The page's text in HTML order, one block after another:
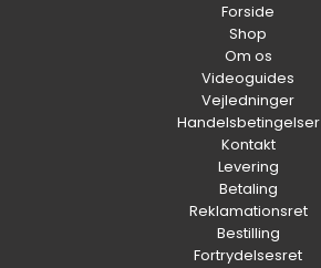
Forside
Shop
Om os
Videoguides
Vejledninger
Handelsbetingelser
Kontakt
Levering
Betaling
Reklamationsret
Bestilling
Fortrydelsesret